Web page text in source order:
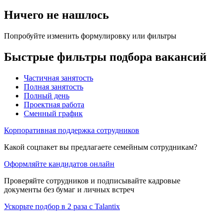
Ничего не нашлось
Попробуйте изменить формулировку или фильтры
Быстрые фильтры подбора вакансий
Частичная занятость
Полная занятость
Полный день
Проектная работа
Сменный график
Корпоративная поддержка сотрудников
Какой соцпакет вы предлагаете семейным сотрудникам?
Оформляйте кандидатов онлайн
Проверяйте сотрудников и подписывайте кадровые
документы без бумаг и личных встреч
Ускорьте подбор в 2 раза с Talantix